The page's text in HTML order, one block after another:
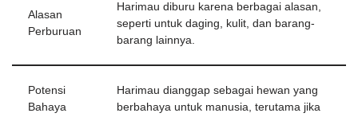
Alasan
Perburuan
Harimau diburu karena berbagai alasan,
seperti untuk daging, kulit, dan barang-
barang lainnya.
Potensi
Bahaya
Harimau dianggap sebagai hewan yang
berbahaya untuk manusia, terutama jika